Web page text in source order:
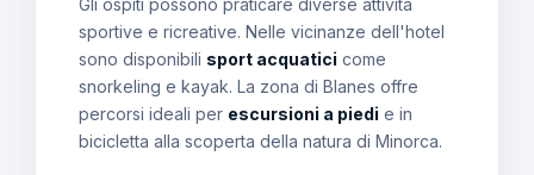
Gli ospiti possono praticare diverse attivita
sportive e ricreative. Nelle vicinanze dell'hotel
sono disponibili sport acquatici come
snorkeling e kayak. La zona di Blanes offre
percorsi ideali per escursioni a piedi e in
bicicletta alla scoperta della natura di Minorca.